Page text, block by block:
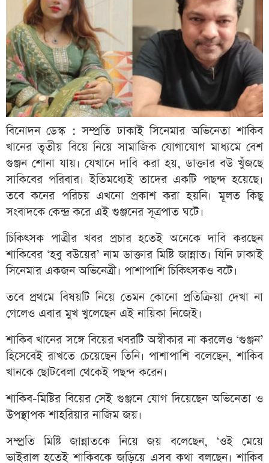
বিনোদন ডেস্ক : সম্প্রতি ঢাকাই সিনেমার অভিনেতা শাকিব
খানের তৃতীয় বিয়ে নিয়ে সামাজিক যোগাযোগ মাধ্যমে বেশ
গুঞ্জন শোনা যায়। যেখানে দাবি করা হয়, ডাক্তার বউ খুঁজছে
সাকিবের পরিবার। ইতিমধ্যেই তাদের একটি পছন্দ হয়েছে।
তবে কনের পরিচয় এখনো প্রকাশ করা হয়নি। মূলত কিছু
সংবাদকে কেন্দ্র করে এই গুঞ্জনের সূত্রপাত ঘটে।
চিকিৎসক পাত্রীর খবর প্রচার হতেই অনেকে দাবি করছেন
শাকিবের ‘হবু বউয়ের’ নাম ডাক্তার মিষ্টি জান্নাত। যিনি ঢাকাই
সিনেমার একজন অভিনেত্রী। পাশাপাশি চিকিৎসকও বটে।
তবে প্রথমে বিষয়টি নিয়ে তেমন কোনো প্রতিক্রিয়া দেখা না
গেলেও এবার মুখ খুলেছেন এই নায়িকা নিজেই।
শাকিব খানের সঙ্গে বিয়ের খবরটি অস্বীকার না করলেও ‘গুঞ্জন’
হিসেবেই রাখতে চেয়েছেন তিনি। পাশাপাশি বলেছেন, শাকিব
খানকে ছোটবেলা থেকেই পছন্দ করেন।
শাকিব-মিষ্টির বিয়ের সেই গুঞ্জনে যোগ দিয়েছেন অভিনেতা ও
উপস্থাপক শাহরিয়ার নাজিম জয়।
সম্প্রতি মিষ্টি জান্নাতকে নিয়ে জয় বলেছেন, ‘ওই মেয়ে
ভাইরাল হতেই শাকিবকে জড়িয়ে এসব কথা বলছেন। শাকিব